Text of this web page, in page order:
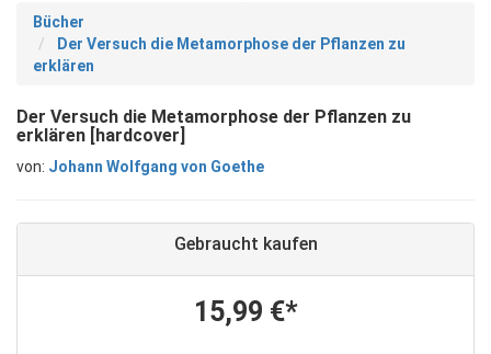
Bücher
Der Versuch die Metamorphose der Pflanzen zu
erklären
Der Versuch die Metamorphose der Pflanzen zu
erklären [hardcover]
von: Johann Wolfgang von Goethe
Gebraucht kaufen
15,99 €*